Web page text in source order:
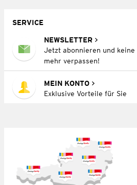
SERVICE
NEWSLETTER
Jetzt abonnieren und
mehr verpassen!
MEIN KONTO
Exklusive Vorteile für Sie